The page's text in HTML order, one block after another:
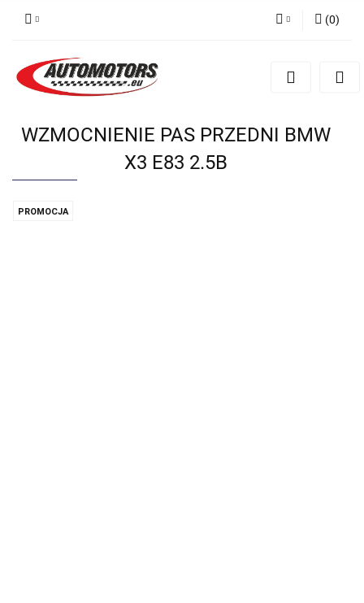
Zarejestruj się
(0)
WZMOCNIENIE PAS PRZEDNI BMW
X3 E83 2.5B
PROMOCJA